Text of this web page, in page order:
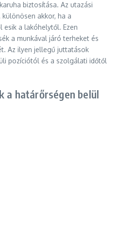
biztosítása. Az utazási
akkor, ha a
esik a lakóhelytől. Ezen
a munkával járó terheket és
Az ilyen jellegű juttatások
pozíciótól és a szolgálati időtől
a határőrségen belül